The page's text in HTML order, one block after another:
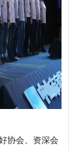
协会、资深会